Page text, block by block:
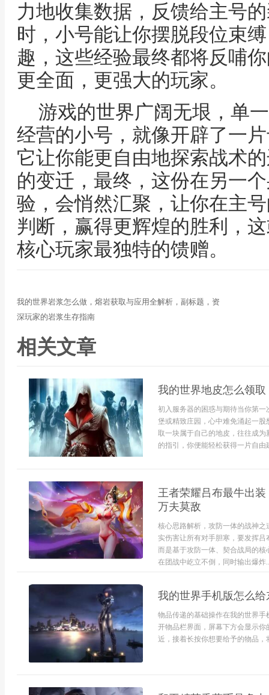
力地收集数据，反馈给主号
时，小号能让你摆脱段位束
趣，这些经验最终都将反哺
更全面，更强大的玩家。
游戏的世界广阔无垠，单
经营的小号，就像开辟了一
它让你能更自由地探索战术
的变迁，最终，这份在另一
验，会悄然汇聚，让你在主
判断，赢得更辉煌的胜利，
核心玩家最独特的馈赠。
我的世界岩浆怎么做，熔岩获取与应用全解析，副标题，资
深玩家的岩浆生存指南
相关文章
我的世界地皮怎么领
初入服务器的困惑与期待当你第
堡或精致庄园，心中难免涌起一
取一块属于自己的地皮，往往成
的指引，你便能轻松获得一片自由
王者荣耀吕布最牛出
万夫莫敌
核心思路解析，攻防一体的战神
实伤害让所有对手胆寒，要发挥
而是基于攻防一体、契合战局的
在团战中屹立不倒，同时输出爆炸
我的世界手机版怎么
物品传递的基础操作在我的世界
开物品栏界面，屏幕下方会显示
近，接着长按你想要给予的物品